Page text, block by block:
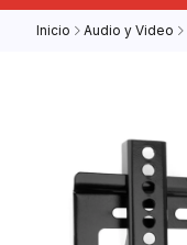
Inicio Audio y Video